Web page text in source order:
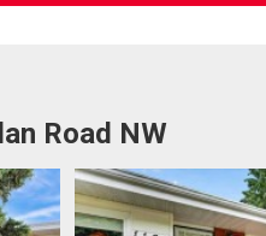
Road NW